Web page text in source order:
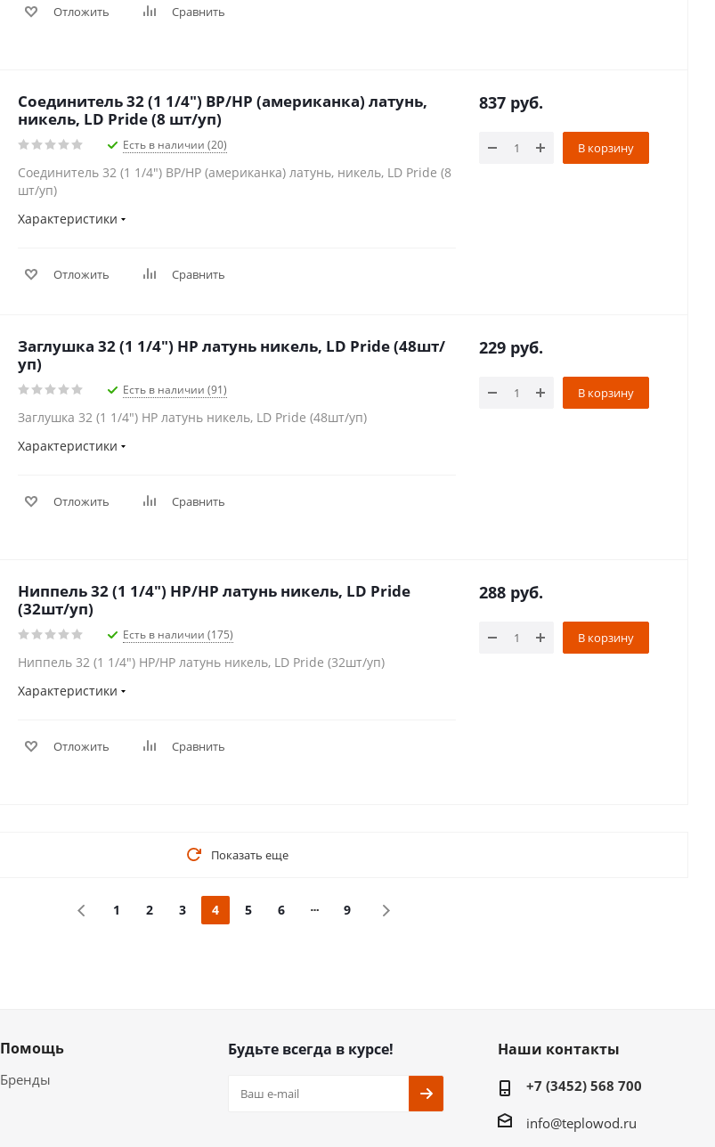
Отложить Сравнить
Соединитель 32 (1 1/4") ВР/НР (американка) латунь,
никель, LD Pride (8 шт/уп)
Есть в наличии (20)
Соединитель 32 (1 1/4") ВР/НР (американка) латунь, никель, LD Pride (8
шт/уп)
Характеристики
Отложить Сравнить
837 руб.
В корзину
Заглушка 32 (1 1/4") НР латунь никель, LD Pride (48шт/
уп)
Есть в наличии (91)
Заглушка 32 (1 1/4") НР латунь никель, LD Pride (48шт/уп)
Характеристики
Отложить Сравнить
229 руб.
В корзину
Ниппель 32 (1 1/4") НР/НР латунь никель, LD Pride
(32шт/уп)
Есть в наличии (175)
Ниппель 32 (1 1/4") НР/НР латунь никель, LD Pride (32шт/уп)
Характеристики
Отложить Сравнить
288 руб.
В корзину
Показать еще
1 2 3 4 5 6 9
Помощь
Бренды
Будьте всегда в курсе! Наши контакты
+7 (3452) 568 700
info@teplowod.ru